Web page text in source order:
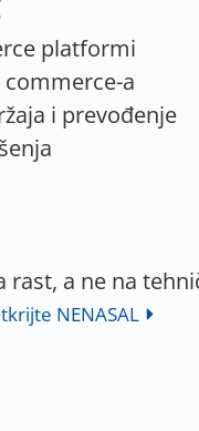
platformi
commerce-a
i prevođenje
rast, a ne na
NENASAL